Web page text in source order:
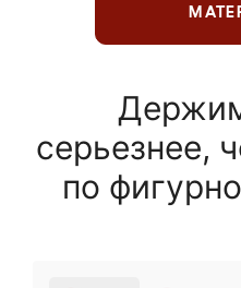
серьезнее,
по